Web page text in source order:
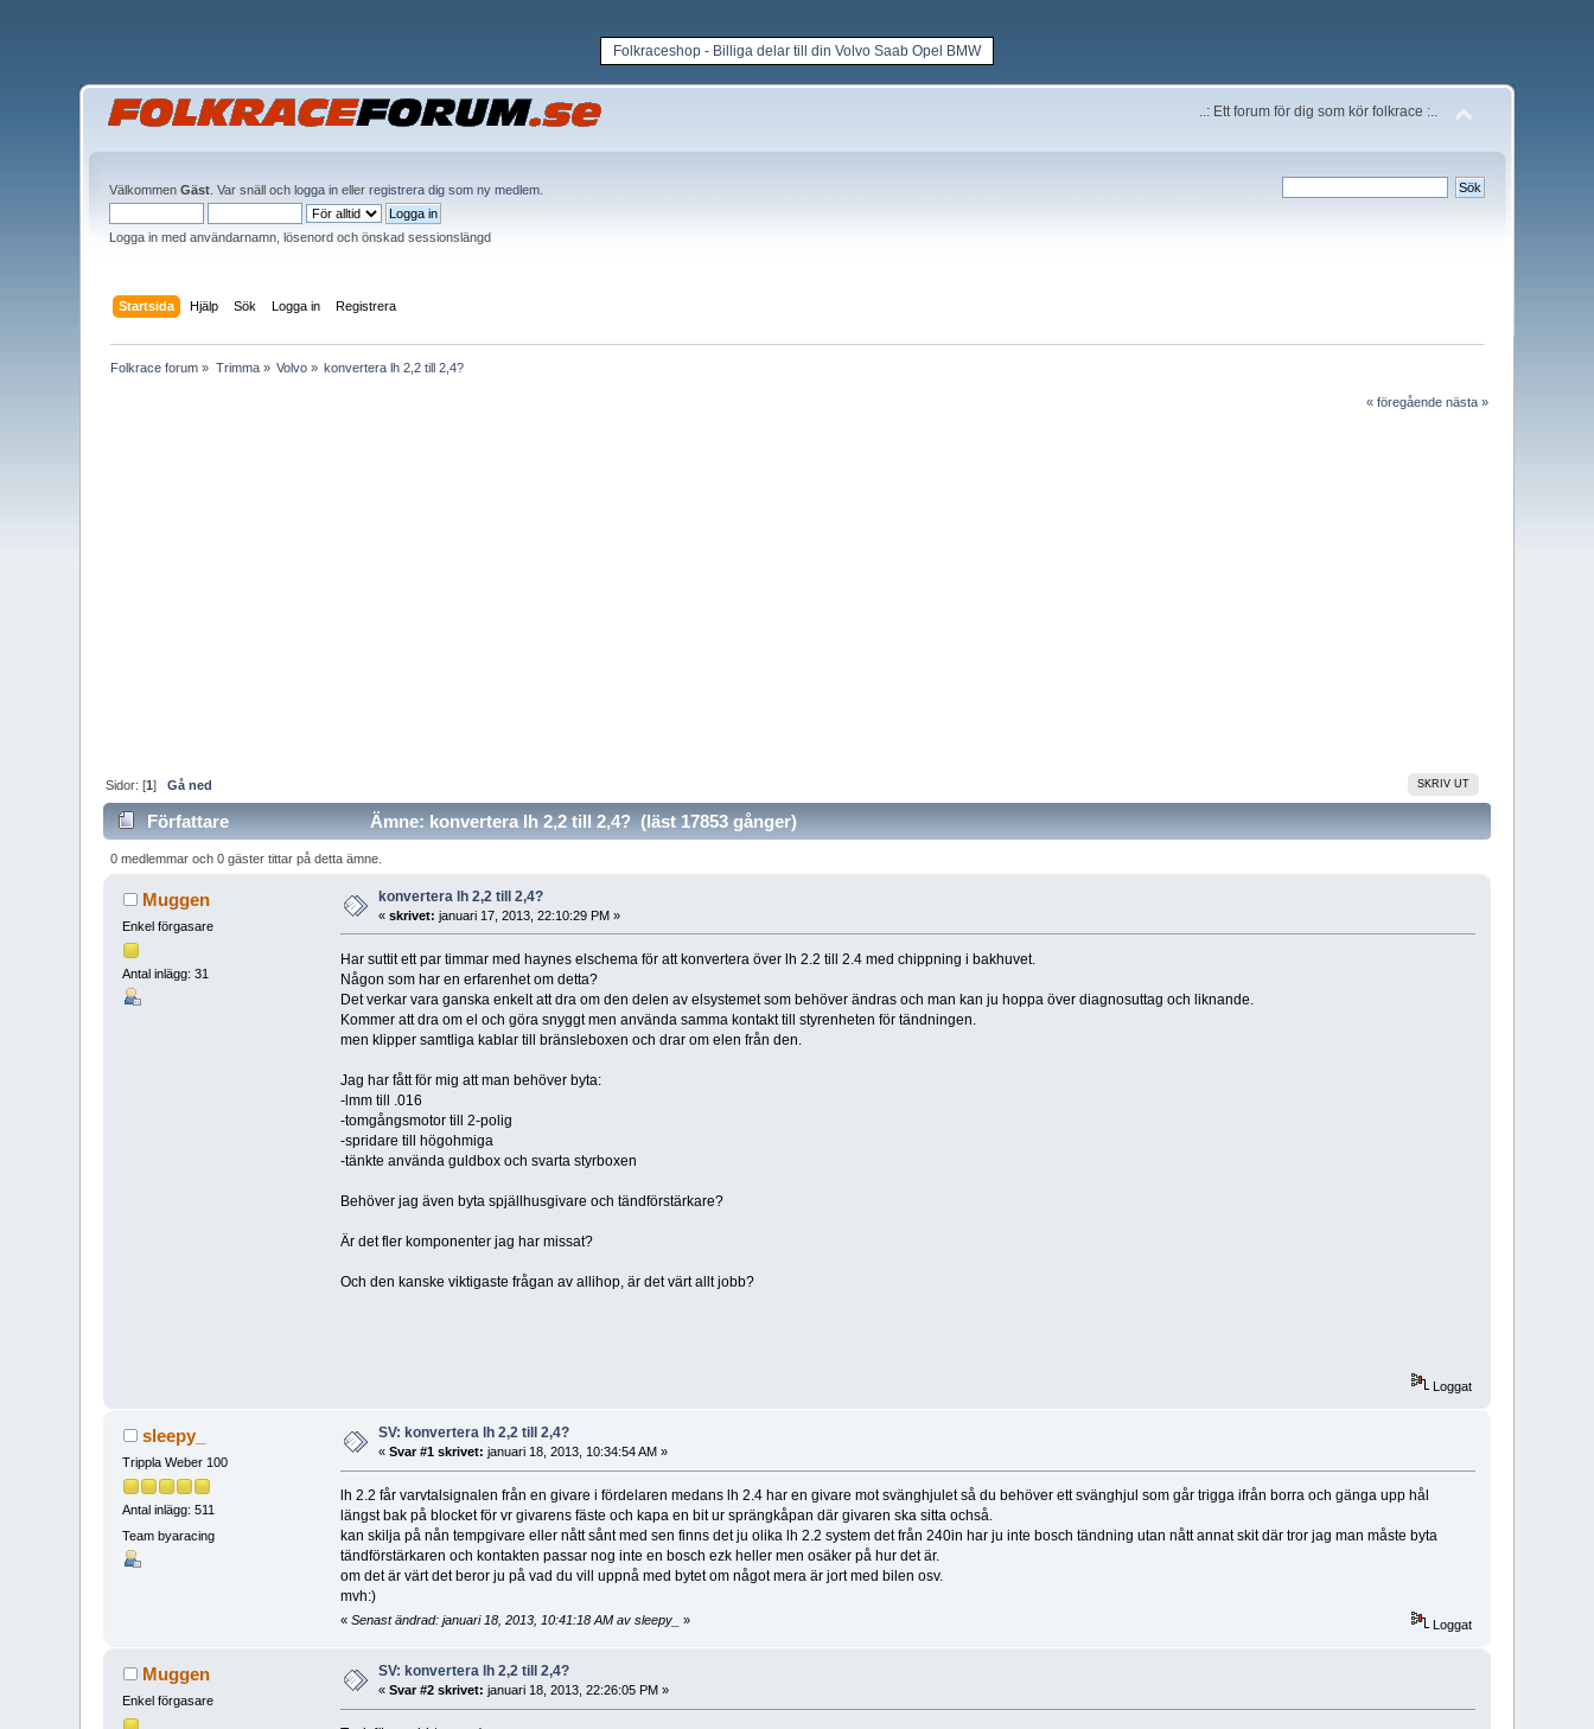
Folkraceshop - Billiga delar till din Volvo Saab Opel BMW
..: Ett forum för dig som kör folkrace :..
VälkommenGäst . Var snäll ochlogga in ellerregistrera dig som ny medlem
Logga in med användarnamn, lösenord och önskad sessionslängd
Startsida Hjälp Sök Logga in Registrera
Folkrace forum » Trimma» Volvo » konvertera lh 2,2 till 2,4?
« föregående nästa »
SKRIV UT
Sidor: [1]Gå ned
Författare Ämne: konvertera lh 2,2 till 2,4? (läst 17853 gånger)
0 medlemmar och 0 gäster tittar på detta ämne.
Muggen
Enkel förgasare
Antal inlägg: 31
konvertera lh 2,2 till 2,4?
«skrivet: januari 17, 2013, 22:10:29 PM »
Har suttit ett par timmar med haynes elschema för att konvertera över lh 2.2 till 2.4 med chippning i bakhuvet.
Någon som har en erfarenhet om detta?
Det verkar vara ganska enkelt att dra om den delen av elsystemet som behöver ändras och man kan ju hoppa över diagnosuttag och liknande.
Kommer att dra om el och göra snyggt men använda samma kontakt till styrenheten för tändningen.
men klipper samtliga kablar till bränsleboxen och drar om elen från den.
Jag har fått för mig att man behöver byta:
-lmm till .016
-tomgångsmotor till 2-polig
-spridare till högohmiga
-tänkte använda guldbox och svarta styrboxen
Behöver jag även byta spjällhusgivare och tändförstärkare?
Är det fler komponenter jag har missat?
Och den kanske viktigaste frågan av allihop, är det värt allt jobb?
Loggat
sleepy_
Trippla Weber 100
Antal inlägg: 511
Team byaracing
SV: konvertera lh 2,2 till 2,4?
«Svar #1 skrivet: januari 18, 2013, 10:34:54 AM »
lh 2.2 får varvtalsignalen från en givare i fördelaren medans lh 2.4 har en givare mot svänghjulet så du behöver ett svänghjul som går trigga ifrån borra och gänga upp hål
längst bak på blocket för vr givarens fäste och kapa en bit ur sprängkåpan där givaren ska sitta ochså.
kan skilja på nån tempgivare eller nått sånt med sen finns det ju olika lh 2.2 system det från 240in har ju inte bosch tändning utan nått annat skit där tror jag man måste byta
tändförstärkaren och kontakten passar nog inte en bosch ezk heller men osäker på hur det är.
om det är värt det beror ju på vad du vill uppnå med bytet om något mera är jort med bilen osv.
mvh:)
« Senast ändrad: januari 18, 2013, 10:41:18 AM av sleepy_ » Loggat
Muggen
Enkel förgasare
SV: konvertera lh 2,2 till 2,4?
«Svar #2 skrivet: januari 18, 2013, 22:26:05 PM »